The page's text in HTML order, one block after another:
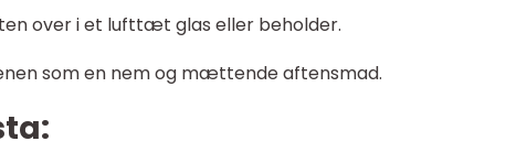
over i et lufttæt glas eller beholder.
som en nem og mættende aftensmad.